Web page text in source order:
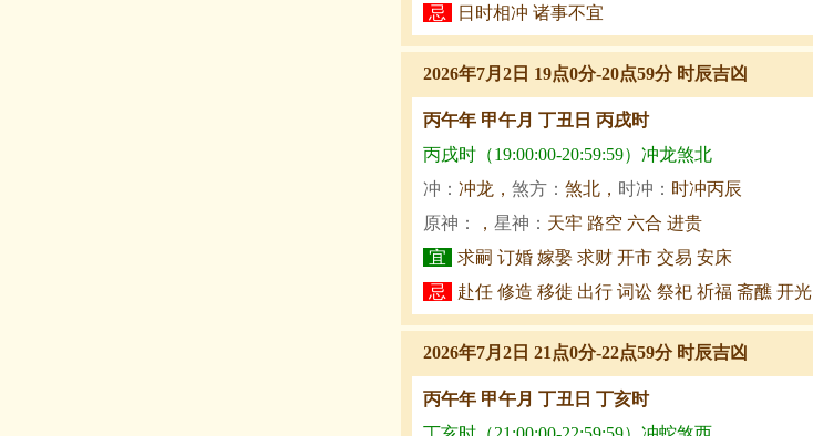
忌
日时相冲 诸事不宜
2026年7月2日 19点0分-20点59分 时辰吉凶
丙午年 甲午月 丁丑日 丙戌时
丙戌时（19:00:00-20:59:59）冲龙煞北
冲： 冲龙， 煞方： 煞北， 时冲： 时冲丙辰
原神：
， 星神： 天牢 路空 六合 进贵
宜
求嗣 订婚 嫁娶 求财 开市 交易 安床
忌
赴任 修造 移徙 出行 词讼 祭祀 祈福 斋醮 开光
2026年7月2日 21点0分-22点59分 时辰吉凶
丙午年 甲午月 丁丑日 丁亥时